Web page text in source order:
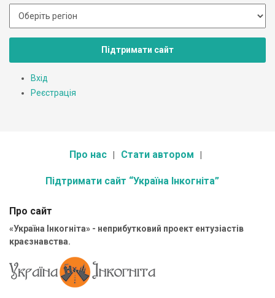
Підтримати сайт
Вхід
Реєстрація
Про нас Стати автором
Підтримати сайт “Україна Інкогніта”
Про сайт
«Україна Інкогніта» - неприбутковий проект ентузіастів
краєзнавства.